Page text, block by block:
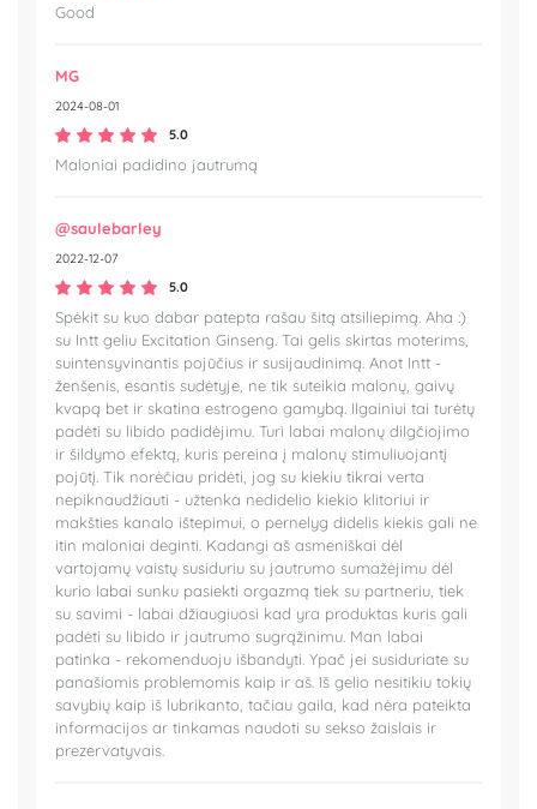
Good
MG
2024-08-01
5.0
Maloniai padidino jautrumą
@saulebarley
2022-12-07
5.0
Spėkit su kuo dabar patepta rašau šitą atsiliepimą. Aha :)
su Intt geliu Excitation Ginseng. Tai gelis skirtas moterims,
suintensyvinantis pojūčius ir susijaudinimą. Anot Intt -
ženšenis, esantis sudėtyje, ne tik suteikia malonų, gaivų
kvapą bet ir skatina estrogeno gamybą. Ilgainiui tai turėtų
padėti su libido padidėjimu. Turi labai malonų dilgčiojimo
ir šildymo efektą, kuris pereina į malonų stimuliuojantį
pojūtį. Tik norėčiau pridėti, jog su kiekiu tikrai verta
nepiknaudžiauti - užtenka nedidelio kiekio klitoriui ir
makšties kanalo ištepimui, o pernelyg didelis kiekis gali ne
itin maloniai deginti. Kadangi aš asmeniškai dėl
vartojamų vaistų susiduriu su jautrumo sumažėjimu dėl
kurio labai sunku pasiekti orgazmą tiek su partneriu, tiek
su savimi - labai džiaugiuosi kad yra produktas kuris gali
padėti su libido ir jautrumo sugrąžinimu. Man labai
patinka - rekomenduoju išbandyti. Ypač jei susiduriate su
panašiomis problemomis kaip ir aš. Iš gelio nesitikiu tokių
savybių kaip iš lubrikanto, tačiau gaila, kad nėra pateikta
informacijos ar tinkamas naudoti su sekso žaislais ir
prezervatyvais.